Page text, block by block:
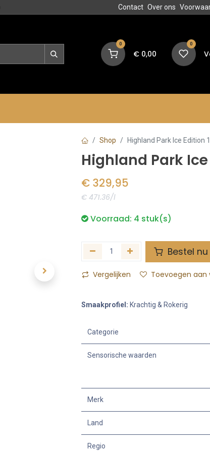
Contact Over ons
0
€ 0,00
0
Shop Highland Park Ice Edition
Highland Park Ice
€ 329,95
€ 471.36/l
Voorraad: 4 stuk(s)
Bestel nu
Vergelijken Toevoegen aan
Smaakprofiel: Krachtig & Rokerig
Categorie
Sensorische waarden
Merk
Land
Regio